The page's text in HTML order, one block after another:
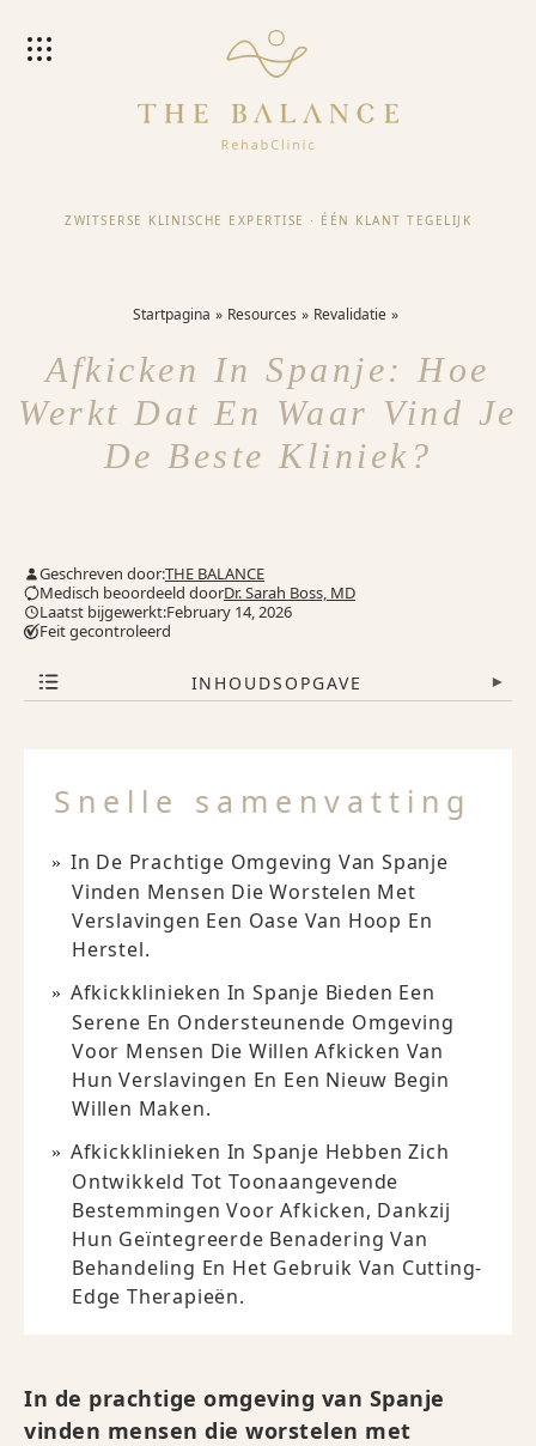
ZWITSERSE KLINISCHE EXPERTISE · ÉÉN KLANT TEGELIJK
Startpagina Resources Revalidatie
Afkicken In Spanje: Hoe
Werkt Dat En Waar Vind Je
De Beste Kliniek?
Geschreven door:THE BALANCE
Medisch beoordeeld doorDr. Sarah Boss, MD
Laatst bijgewerkt:February 14, 2026
Feit gecontroleerd
INHOUDSOPGAVE ▾
Snelle samenvatting
In De Prachtige Omgeving Van Spanje
Vinden Mensen Die Worstelen Met
Verslavingen Een Oase Van Hoop En
Herstel.
Afkickklinieken In Spanje Bieden Een
Serene En Ondersteunende Omgeving
Voor Mensen Die Willen Afkicken Van
Hun Verslavingen En Een Nieuw Begin
Willen Maken.
Afkickklinieken In Spanje Hebben Zich
Ontwikkeld Tot Toonaangevende
Bestemmingen Voor Afkicken, Dankzij
Hun Geïntegreerde Benadering Van
Behandeling En Het Gebruik Van Cutting-
Edge Therapieën.
In de prachtige omgeving van Spanje
vinden mensen die worstelen met